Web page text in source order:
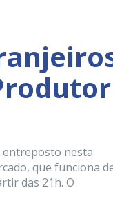
entreposto nesta
que funciona
das 21h. O